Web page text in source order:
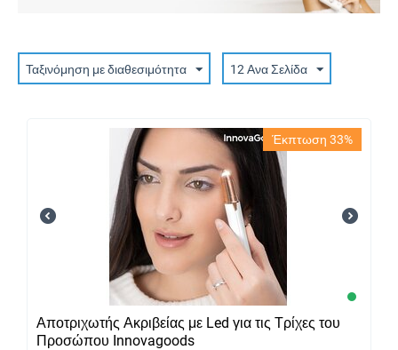
Ταξινόμηση με διαθεσιμότητα 12 Ανα Σελίδα
Έκπτωση 33%
Αποτριχωτής Ακριβείας με Led για τις Τρίχες του
Προσώπου Innovagoods